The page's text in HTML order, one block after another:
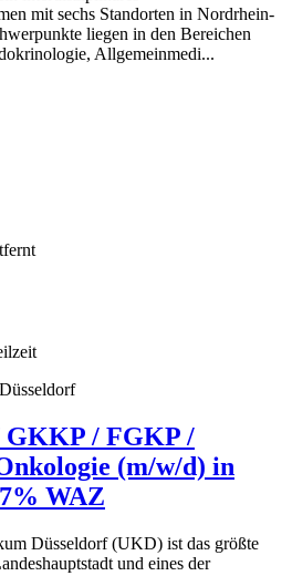
mit sechs Standorten in Nordrhein-
liegen in den Bereichen
Allgemeinmedi...
/ FGKP /
(m/w/d) in
WAZ
Düsseldorf (UKD) ist das größte
und eines der